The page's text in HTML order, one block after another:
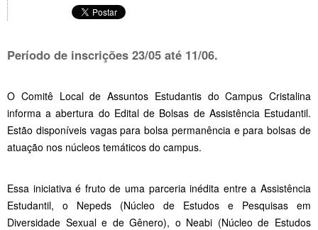
Período de inscrições 23/05 até 11/06.
O Comitê Local de Assuntos Estudantis do Campus Cristalina
informa a abertura do Edital de Bolsas de Assistência Estudantil.
Estão disponíveis vagas para bolsa permanência e para bolsas de
atuação nos núcleos temáticos do campus.
Essa iniciativa é fruto de uma parceria inédita entre a Assistência
Estudantil, o Nepeds (Núcleo de Estudos e Pesquisas em
Diversidade Sexual e de Gênero), o Neabi (Núcleo de Estudos